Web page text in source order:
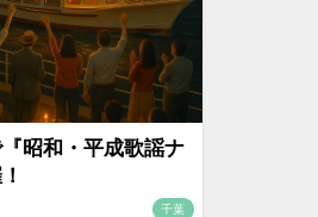
昭和・平成歌謡ナ
千葉